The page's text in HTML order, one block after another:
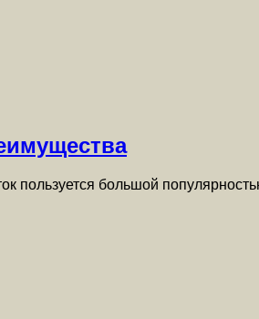
пользуется большой